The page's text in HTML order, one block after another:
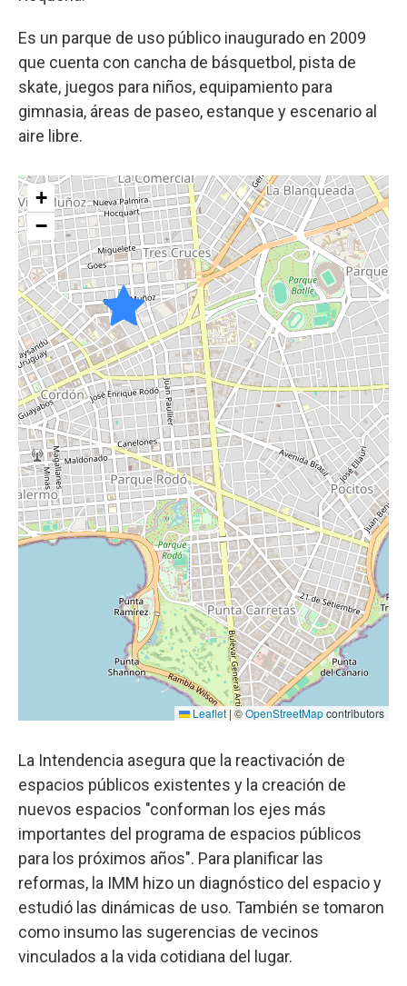
Es un parque de uso público inaugurado en 2009
que cuenta con cancha de básquetbol, pista de
skate, juegos para niños, equipamiento para
gimnasia, áreas de paseo, estanque y escenario al
aire libre.
La Intendencia asegura que la reactivación de
espacios públicos existentes y la creación de
nuevos espacios "conforman los ejes más
importantes del programa de espacios públicos
para los próximos años". Para planificar las
reformas, la IMM hizo un diagnóstico del espacio y
estudió las dinámicas de uso. También se tomaron
como insumo las sugerencias de vecinos
vinculados a la vida cotidiana del lugar.